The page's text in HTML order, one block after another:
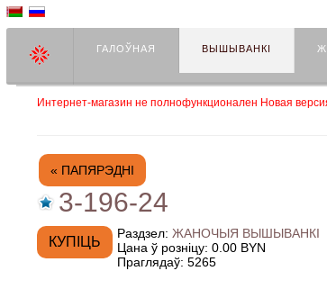
ГАЛОЎНАЯ ВЫШЫВАНКІ
Интернет-магазин не полнофункционален Новая
« ПАПЯРЭДНІ
3-196-24
Раздзел: ЖАНОЧЫЯ ВЫШЫВАНКІ
Цана ў розніцу: 0.00 BYN
Праглядаў: 5265